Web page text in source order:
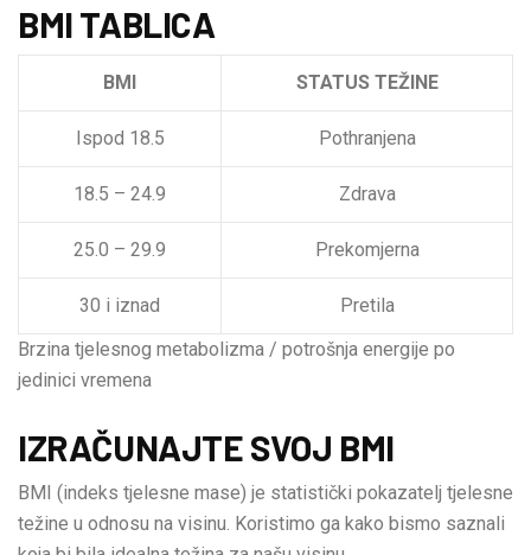
BMI TABLICA
BMI STATUS TEŽINE
Ispod 18.5 Pothranjena
18.5 – 24.9 Zdrava
25.0 – 29.9 Prekomjerna
30 i iznad
Pretila
Brzina tjelesnog metabolizma / potrošnja energije po
jedinici vremena
IZRAČUNAJTE SVOJ BMI
BMI (indeks tjelesne mase) je statistički pokazatelj tjelesne
težine u odnosu na visinu. Koristimo ga kako bismo saznali